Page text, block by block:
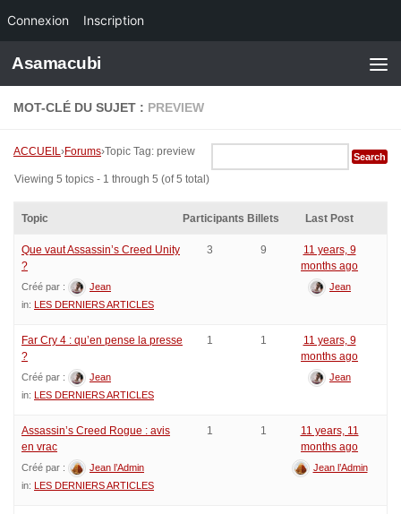
Connexion Inscription
Skip to content
Asamacubi
MOT-CLÉ DU SUJET : PREVIEW
ACCUEIL›Forums›Topic Tag: preview
Viewing 5 topics - 1 through 5 (of 5 total)
Topic Participants Billets Last Post
Que vaut Assassin’s Creed Unity
?
Créé par :
Jean
in: LES DERNIERS ARTICLES
3 9
11 years, 9
months ago
Jean
Far Cry 4 : qu’en pense la presse
?
Créé par :
Jean
in: LES DERNIERS ARTICLES
1 1
11 years, 9
months ago
Jean
Assassin’s Creed Rogue : avis
en vrac
Créé par :
Jean l’Admin
in:
LES DERNIERS ARTICLES
1 1
11 years, 11
months ago
Jean l’Admin